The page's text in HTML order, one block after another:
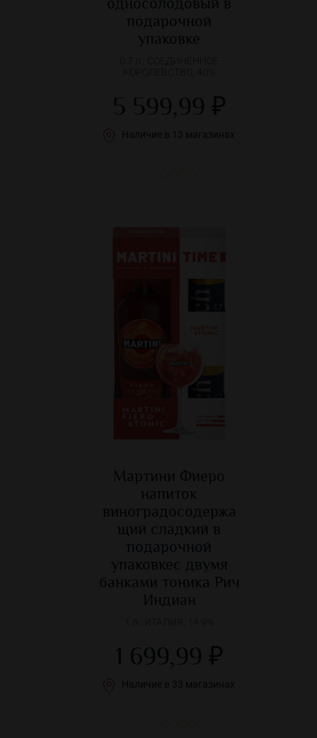
односолодовый в
подарочной
упаковке
5 599,99 ₽
Наличие в 13 магазинах
Мартини Фиеро
напиток
виноградосодержа
щий сладкий в
подарочной
упаковкес двумя
банками тоника Рич
Индиан
1 699,99 ₽
Наличие в 33 магазинах